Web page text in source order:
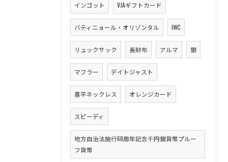
インゴット VJAギフトカード
バティニョール・オリゾンタル IWC
リュックサック 長財布 アルマ 銀
マフラー デイトジャスト
喜平ネックレス オレンジカード
スピーディ
地方自治法施行60周年記念千円銀貨幣プルー
フ貨幣